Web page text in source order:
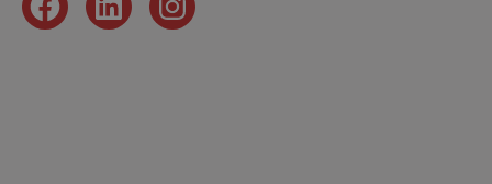
FacebookLinkedInInstagram